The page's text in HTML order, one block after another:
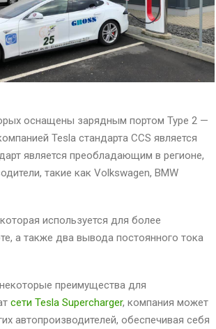
оснащены зарядным портом Type 2 —
Tesla стандарта CCS является
является преобладающим в регионе,
такие как Volkswagen, BMW
используется для более
а также два вывода постоянного тока
преимущества для
сети Tesla Supercharger, компания может
автопроизводителей, обеспечивая себя